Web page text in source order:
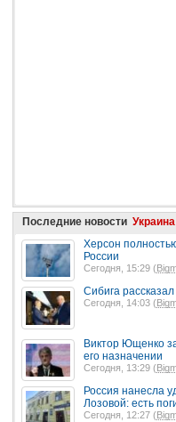
Последние новости Украина
Херсон
России
Сегодня, 15:29 (
Сибига
Сегодня, 14:03 (
Виктор Ющенко
его назначении
Сегодня, 13:29 (
Россия нанесла
Лозовой: есть
Сегодня, 12:27 (